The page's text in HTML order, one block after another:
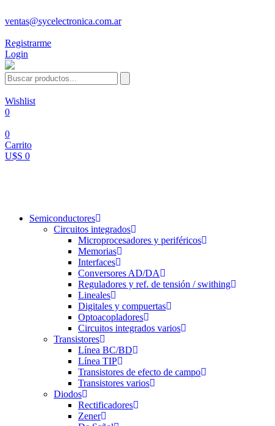
ventas@sycelectronica.com.ar
Registrarme
Login
Wishlist
0
0
Carrito
U$S 0
Semiconductores
Circuitos integrados
Microprocesadores y periféricos
Memorias
Interfaces
Conversores AD/DA
Reguladores y ref. de tensión / swithing
Lineales
Digitales y compuertas
Optoacopladores
Circuitos integrados varios
Transistores
Línea BC/BD
Línea TIP
Transistores de efecto de campo
Transistores varios
Diodos
Rectificadores
Zener